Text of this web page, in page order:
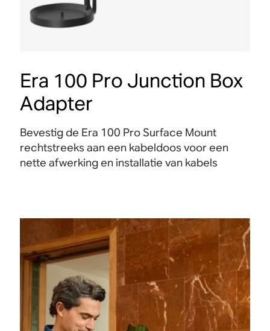
Era 100 Pro Junction Box
Adapter
Bevestig de Era 100 Pro Surface Mount
rechtstreeks aan een kabeldoos voor een
nette afwerking en installatie van kabels